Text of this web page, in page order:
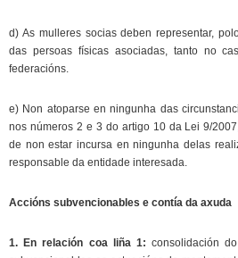
d) As mulleres socias deben representar,
das persoas físicas asociadas, tanto no
federacións.
e) Non atoparse en ningunha das
nos números 2 e 3 do artigo 10 da Lei 9/
de non estar incursa en ningunha delas
responsable da entidade interesada.
Accións subvencionables e contía da axuda
1. En relación coa liña 1: consolidación